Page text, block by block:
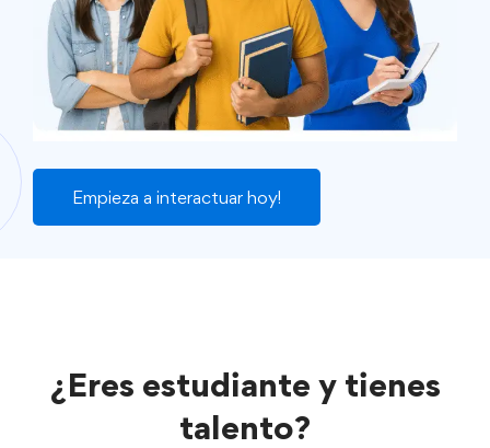
Empieza a interactuar hoy!
¿Eres estudiante y tienes
talento?